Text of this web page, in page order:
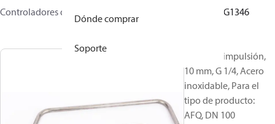
Dónde comprar
Soporte
Controladores de caudal y presión
003G1346
Tubos de impulsión,
10 mm, G 1/4, Acero
inoxidable, Para el
tipo de producto:
AFQ, DN 100